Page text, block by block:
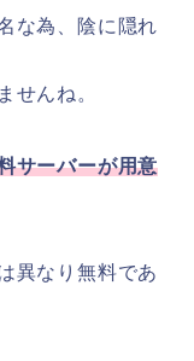
な為、陰に隠れ
せんね。
サーバーが用意
異なり無料であ